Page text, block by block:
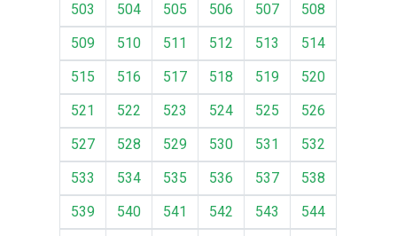
503
504 505 506 507
508
509
510 511 512 513
514
515
516 517 518 519
520
521
522 523 524 525
526
527
528 529 530 531
532
533
534 535 536 537
538
539
540 541 542 543
544